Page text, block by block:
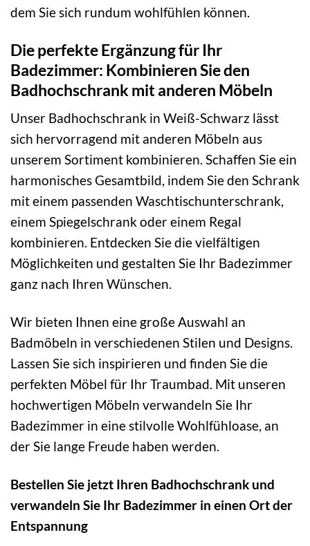
dem Sie sich rundum wohlfühlen können.
Die perfekte Ergänzung für Ihr
Badezimmer: Kombinieren Sie den
Badhochschrank mit anderen Möbeln
Unser Badhochschrank in Weiß-Schwarz lässt
sich hervorragend mit anderen Möbeln aus
unserem Sortiment kombinieren. Schaffen Sie ein
harmonisches Gesamtbild, indem Sie den Schrank
mit einem passenden Waschtischunterschrank,
einem Spiegelschrank oder einem Regal
kombinieren. Entdecken Sie die vielfältigen
Möglichkeiten und gestalten Sie Ihr Badezimmer
ganz nach Ihren Wünschen.
Wir bieten Ihnen eine große Auswahl an
Badmöbeln in verschiedenen Stilen und Designs.
Lassen Sie sich inspirieren und finden Sie die
perfekten Möbel für Ihr Traumbad. Mit unseren
hochwertigen Möbeln verwandeln Sie Ihr
Badezimmer in eine stilvolle Wohlfühloase, an
der Sie lange Freude haben werden.
Bestellen Sie jetzt Ihren Badhochschrank und
verwandeln Sie Ihr Badezimmer in einen Ort der
Entspannung